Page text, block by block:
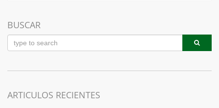
BUSCAR
ARTICULOS RECIENTES